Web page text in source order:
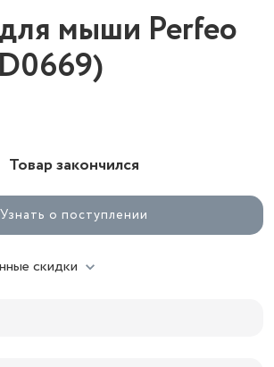
мыши Perfeo
Товар закончился
Узнать о поступлении
скидки